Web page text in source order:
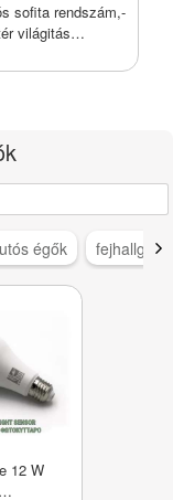
sofita rendszám,-
világitás
HidegFehér
égők fejhallgató
12 W